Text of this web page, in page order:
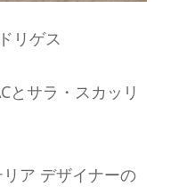
リゲス
とサラ・スカッリ
ア デザイナーの